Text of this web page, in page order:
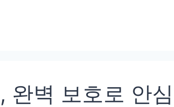
완벽 보호로 안